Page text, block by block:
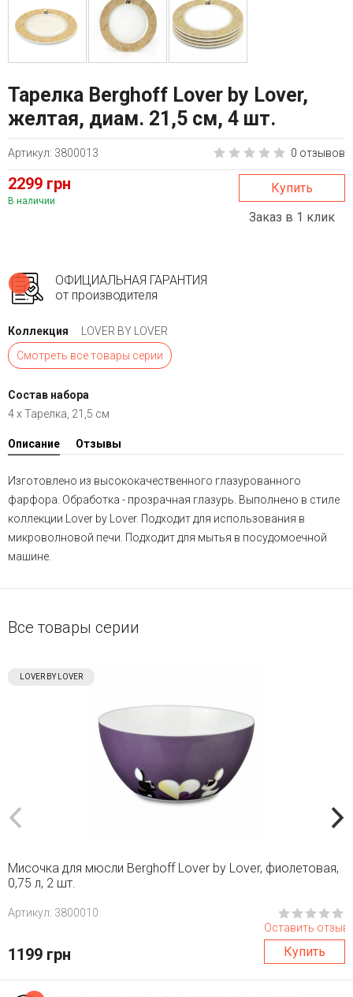
Тарелка Berghoff Lover by Lover,
желтая, диам. 21,5 см, 4 шт.
Артикул: 3800013 0 отзывов
2299 грн
В наличии
Купить
Заказ в 1 клик
ОФИЦИАЛЬНАЯ ГАРАНТИЯ
от производителя
Коллекция
LOVER BY LOVER
Смотреть все товары серии
Состав набора
4 х Тарелка, 21,5 см
Описание Отзывы
Изготовлено из высококачественного глазурованного
фарфора. Обработка - прозрачная глазурь. Выполнено в стиле
коллекции Lover by Lover. Подходит для использования в
микроволновой печи. Подходит для мытья в посудомоечной
машине.
Все товары серии
LOVER BY LOVER
Мисочка для мюсли Berghoff Lover by Lover, фиолетовая,
0,75 л, 2 шт.
Aртикул: 3800010
Оставить отзыв
1199 грн Купить